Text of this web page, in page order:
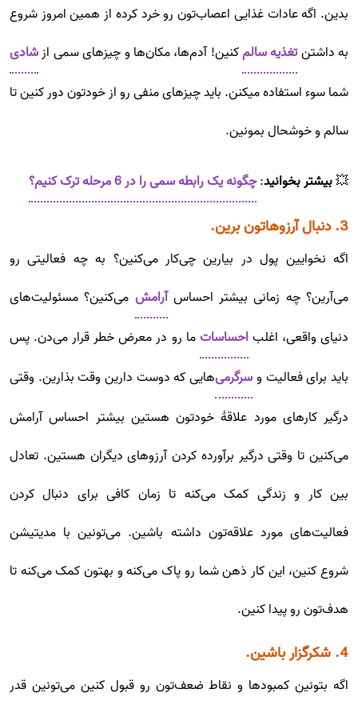
بدین. اگه عادات غذایی اعصاب‌تون رو خرد کرده از همین امروز شروع
به داشتنتغذیه سالمکنین! آدم‌ها، مکان‌ها و چیزهای سمی ازشادی
شما سوء استفاده میکنن. باید چیزهای منفی رو از خودتون دور کنین تا
سالم و خوشحال بمونین.
💥بیشتر بخوانید:چگونه یک رابطه سمی را در 6 مرحله ترک کنیم؟
3. دنبال آرزوهاتون برین.
اگه نخوایین پول در بیارین چی‌کار می‌کنین؟ به چه فعالیتی رو
می‌آرین؟ چه زمانی بیشتر احساسآرامش می‌کنین؟ مسئولیت‌های
دنیای واقعی، اغلباحساساتما رو در معرض خطر قرار می‌دن. پس
باید برای فعالیت‌ وسرگرمی‌هایی که دوست دارین وقت بذارین. وقتی
درگیر کارهای مورد علاقۀ خودتون هستین بیشتر احساس آرامش
می‌کنین تا وقتی درگیر برآورده کردن آرزوهای دیگران هستین. تعادل
بین کار و زندگی کمک می‌کنه تا زمان کافی برای دنبال کردن
فعالیت‌های مورد علاقه‌تون داشته باشین. می‌تونین با مدیتیشن
شروع کنین، این کار ذهن شما رو پاک می‌کنه و بهتون کمک می‌کنه تا
هدف‌تون رو پیدا کنین.
4. شکرگزار باشین.
اگه بتونین کمبودها و نقاط ضعف‌تون رو قبول کنین می‌تونین قدر